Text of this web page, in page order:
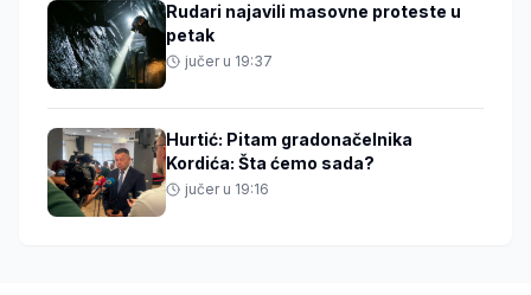
Rudari najavili masovne proteste u
petak
jučer u 19:37
Hurtić: Pitam gradonačelnika
Kordića: Šta ćemo sada?
jučer u 19:16